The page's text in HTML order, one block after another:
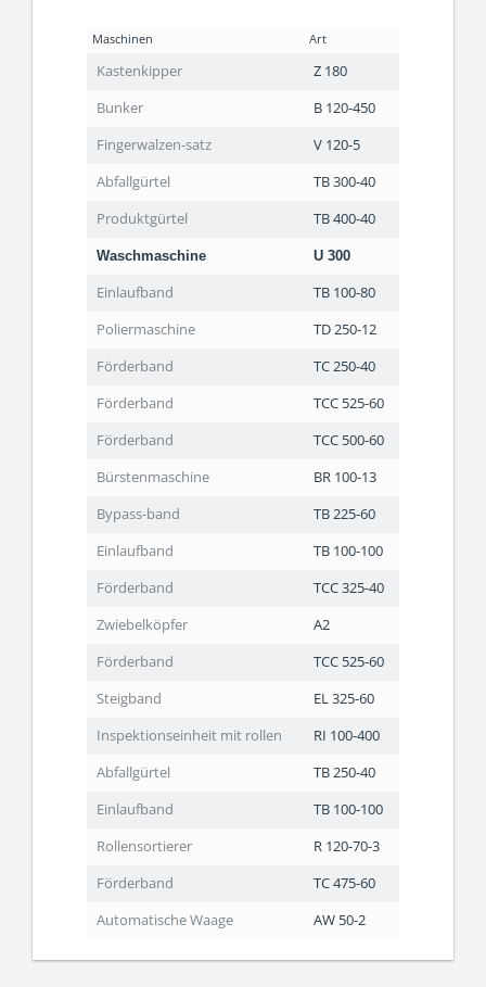
Maschinen Art
Kastenkipper
Z 180
Bunker
B 120-450
Fingerwalzen-satz
V 120-5
Abfallgürtel
TB 300-40
Produktgürtel
TB 400-40
Waschmaschine U 300
Einlaufband
TB 100-80
Poliermaschine
TD 250-12
Förderband
TC 250-40
Förderband
TCC 525-60
Förderband
TCC 500-60
Bürstenmaschine
BR 100-13
Bypass-band
TB 225-60
Einlaufband
TB 100-100
Förderband
TCC 325-40
Zwiebelköpfer
A2
Förderband
TCC 525-60
Steigband
EL 325-60
Inspektionseinheit mit rollen
RI 100-400
Abfallgürtel
TB 250-40
Einlaufband
TB 100-100
Rollensortierer
R 120-70-3
Förderband
TC 475-60
Automatische Waage
AW 50-2